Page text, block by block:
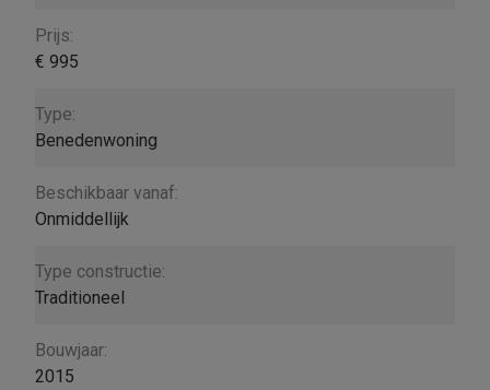
Prijs:
€ 995
Type:
Benedenwoning
Beschikbaar vanaf:
Onmiddellijk
Type constructie:
Traditioneel
Bouwjaar:
2015